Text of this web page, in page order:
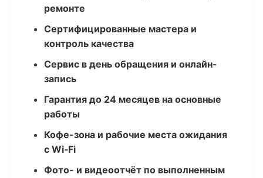
ремонте
Сертифицированные мастера и
контроль качества
Сервис в день обращения и онлайн-
запись
Гарантия до 24 месяцев на основные
работы
Кофе-зона и рабочие места ожидания
с Wi‑Fi
Фото- и видеоотчёт по выполненным